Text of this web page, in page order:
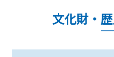
文化財・